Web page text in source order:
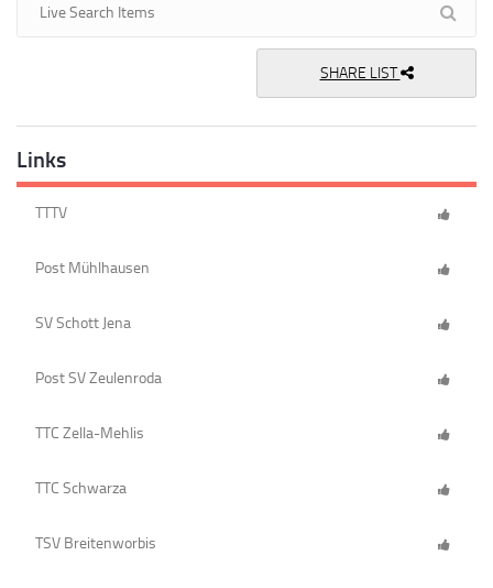
SHARE LIST
Links
TTTV
Post Mühlhausen
SV Schott Jena
Post SV Zeulenroda
TTC Zella-Mehlis
TTC Schwarza
TSV Breitenworbis